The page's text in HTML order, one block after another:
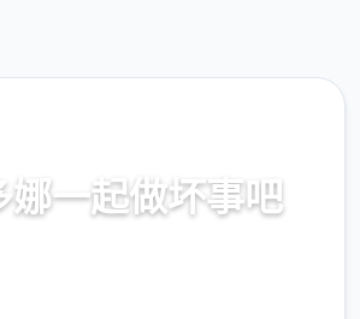
娜一起做坏事吧
下载，中文入口，官网入口，